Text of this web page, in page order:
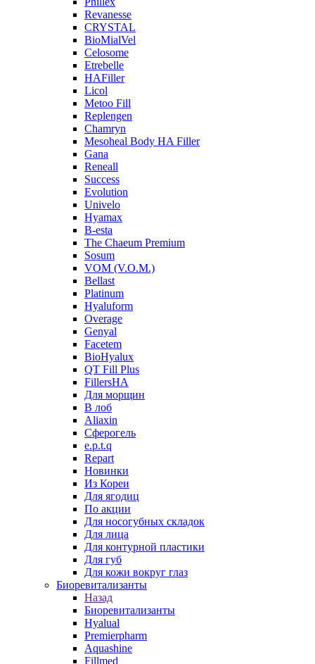
Revanesse
CRYSTAL
BioMialVel
Celosome
Etrebelle
HAFiller
Licol
Metoo Fill
Replengen
Chamryn
Mesoheal Body HA Filler
Gana
Reneall
Success
Evolution
Univelo
Hyamax
B-esta
The Chaeum Premium
Sosum
VOM (V.O.M.)
Bellast
Platinum
Hyaluform
Overage
Genyal
Facetem
BioHyalux
QT Fill Plus
FillersHA
Для морщин
В лоб
Aliaxin
Сферогель
e.p.t.q
Repart
Новинки
Из Кореи
Для ягодиц
По акции
Для носогубных складок
Для лица
Для контурной пластики
Для губ
Для кожи вокруг глаз
Биоревитализанты
Назад
Биоревитализанты
Hyalual
Premierpharm
Aquashine
Fillmed